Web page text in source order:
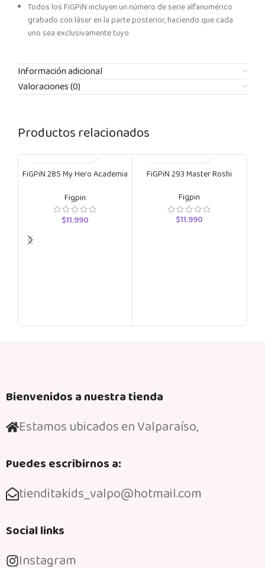
Todos los FiGPiN incluyen un número de serie alfanumérico
grabado con láser en la parte posterior, haciendo que cada
uno sea exclusivamente tuyo
Información adicional
Valoraciones (0)
Productos relacionados
FiGPiN 285 My Hero Academia
Figpin
$11.990
FiGPiN 293 Master Roshi
Figpin
$11.990
Bienvenidos a nuestra tienda
Estamos ubicados en Valparaíso,
Puedes escribirnos a:
tienditakids_valpo@hotmail.com
Social links
Instagram